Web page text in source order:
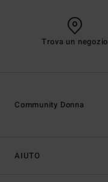
Trova un negozio
AIUTO
Community Donna